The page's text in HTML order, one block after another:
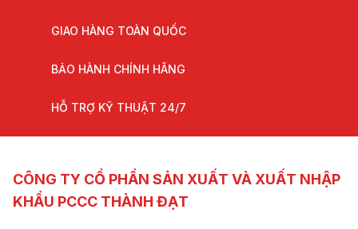
GIAO HÀNG TOÀN QUỐC
BẢO HÀNH CHÍNH HÃNG
HỖ TRỢ KỸ THUẬT 24/7
CÔNG TY CỔ PHẦN SẢN XUẤT VÀ XUẤT NHẬP
KHẨU PCCC THÀNH ĐẠT